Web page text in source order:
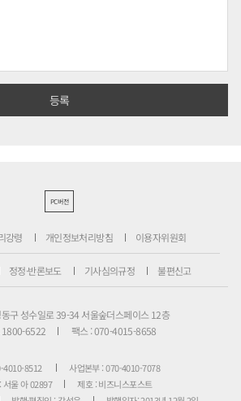
PC버전
강령 개인정보처리방침 이용자위원회
정정·반론보도 기사심의규정 불편신고
구 성수일로 39-34 서울숲더스페이스 12층
1800-6522
팩스 : 070-4015-8658
4010-8512
사업본부 : 070-4010-7078
서울 아 02897
제호 : 비즈니스포스트